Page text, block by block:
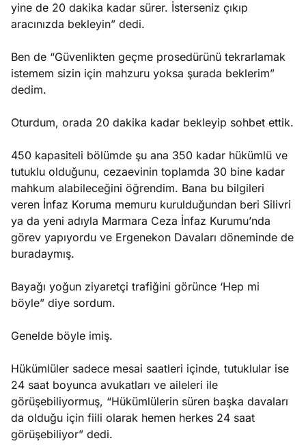
yine de 20 dakika kadar sürer. İsterseniz çıkıp
aracınızda bekleyin” dedi.
Ben de “Güvenlikten geçme prosedürünü tekrarlamak
istemem sizin için mahzuru yoksa şurada beklerim”
dedim.
Oturdum, orada 20 dakika kadar bekleyip sohbet ettik.
450 kapasiteli bölümde şu ana 350 kadar hükümlü ve
tutuklu olduğunu, cezaevinin toplamda 30 bine kadar
mahkum alabileceğini öğrendim. Bana bu bilgileri
veren İnfaz Koruma memuru kurulduğundan beri Silivri
ya da yeni adıyla Marmara Ceza İnfaz Kurumu’nda
görev yapıyordu ve Ergenekon Davaları döneminde de
buradaymış.
Bayağı yoğun ziyaretçi trafiğini görünce ‘Hep mi
böyle” diye sordum.
Genelde böyle imiş.
Hükümlüler sadece mesai saatleri içinde, tutuklular ise
24 saat boyunca avukatları ve aileleri ile
görüşebiliyormuş, “Hükümlülerin süren başka davaları
da olduğu için fiili olarak hemen herkes 24 saat
görüşebiliyor” dedi.